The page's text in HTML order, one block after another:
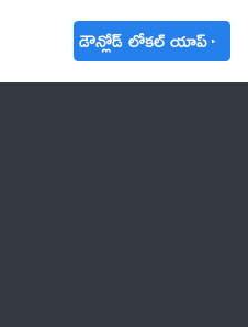
డౌన్లోడ్ లోకల్ యాప్